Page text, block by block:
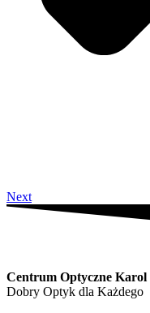
Next
Centrum Optyczne Karol
Dobry Optyk dla Każdego